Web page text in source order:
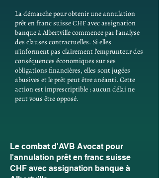
La démarche pour obtenir une annulation
prêt en franc suisse CHF avec assignation
banque à Albertville commence par l'analyse
des clauses contractuelles. Si elles
n'informent pas clairement l'emprunteur des
conséquences économiques sur ses
obligations financières, elles sont jugées
abusives et le prêt peut être anéanti. Cette
action est imprescriptible : aucun délai ne
peut vous être opposé.
Le combat d'AVB Avocat pour
l'annulation prêt en franc suisse
CHF avec assignation banque à